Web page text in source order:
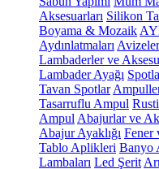
Aksesuarları Silikon
Boyama & Mozaik
Aydınlatmaları Avizeler
Lambaderler ve
Lambader Ayağı
Tavan Spotlar
Tasarruflu Ampul
Ampul Abajurlar ve
Abajur Ayaklığı Fener
Tablo Aplikleri Banyo
Lambaları Led Şerit